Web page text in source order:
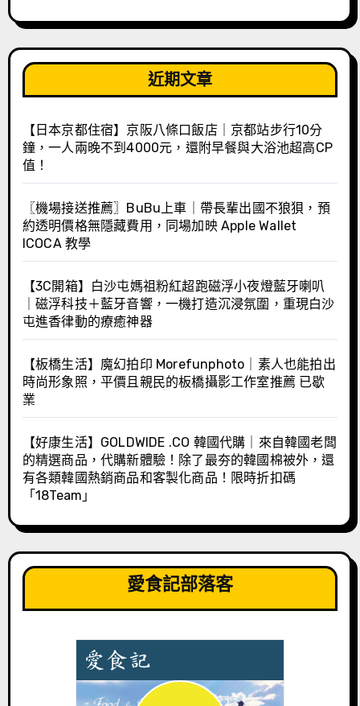
近期文章
【日本京都住宿】京阪八條口飯店｜京都站步行10分
鐘，一人兩晚不到4000元，還附早餐與大浴池超高CP
值！
〖機場接送推薦〗BuBu上車｜帶長輩出國不狼狽，預
約透明價格無隱藏費用，同場加映 Apple Wallet
ICOCA 教學
【3C開箱】白沙屯媽祖粉紅超跑磁浮小夜燈藍牙喇叭
｜磁浮科技＋藍牙音響，一機打造沉浸氛圍，重現白沙
屯進香律動的療癒神器
【板橋生活】魔幻拍印 Morefunphoto｜素人也能拍出
時尚形象照，平價且親民的板橋攝影工作室推薦 已歇
業
【好康生活】GOLDWIDE .CO 韓國代購｜來自韓國老闆
的精選商品，代購新體驗！除了最夯的韓國棉被外，還
有各類韓國熱銷商品和客製化商品！限時折扣碼
「18Team」
愛食記部落客